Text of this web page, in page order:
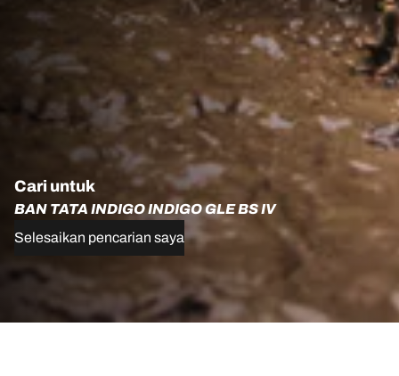
Cari untuk
BAN TATA INDIGO INDIGO GLE BS IV
Selesaikan pencarian saya